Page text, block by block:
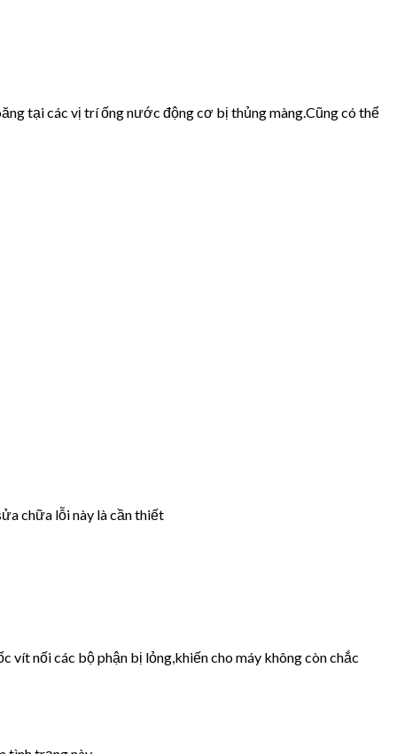
tại các vị trí ống nước động cơ bị thủng màng.Cũng có thể
chữa lỗi này là cần thiết
vít nối các bộ phận bị lỏng,khiến cho máy không còn chắc